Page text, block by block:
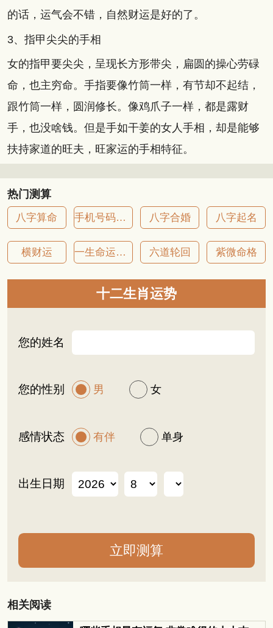
的话，运气会不错，自然财运是好的了。
3、指甲尖尖的手相
女的指甲要尖尖，呈现长方形带尖，扁圆的操心劳碌
命，也主穷命。手指要像竹筒一样，有节却不起结，
跟竹筒一样，圆润修长。像鸡爪子一样，都是露财
手，也没啥钱。但是手如干姜的女人手相，却是能够
扶持家道的旺夫，旺家运的手相特征。
热门测算
八字算命 手机号码吉凶 八字合婚 八字起名
横财运 一生命运详批 六道轮回 紫微命格
十二生肖运势
您的姓名
您的性别 男 女
感情状态 有伴 单身
出生日期
相关阅读